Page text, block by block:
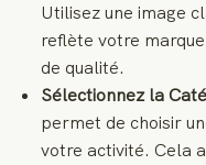
Utilisez une image
reflète votre
de qualité.
Sélectionnez la
permet de choisir
votre activité. Cela